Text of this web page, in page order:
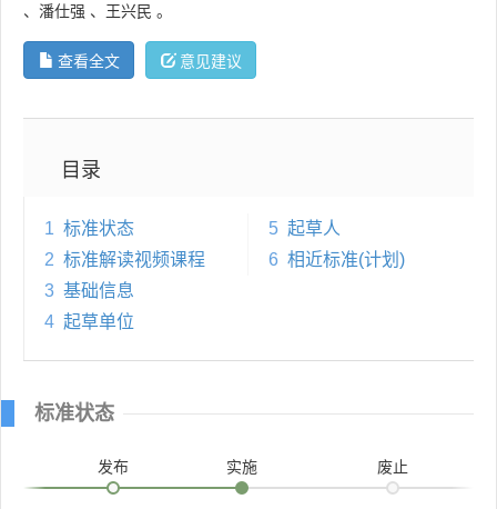
、 潘仕强 、 王兴民 。
查看全文 意见建议
目录
1 标准状态
2 标准解读视频课程
3 基础信息
4 起草单位
5 起草人
6 相近标准(计划)
标准状态
发布 实施 废止